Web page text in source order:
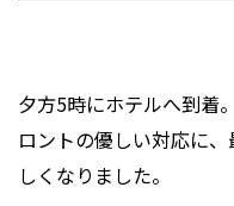
夕方5時にホテルへ到着
ロントの優しい対応に
しくなりました。